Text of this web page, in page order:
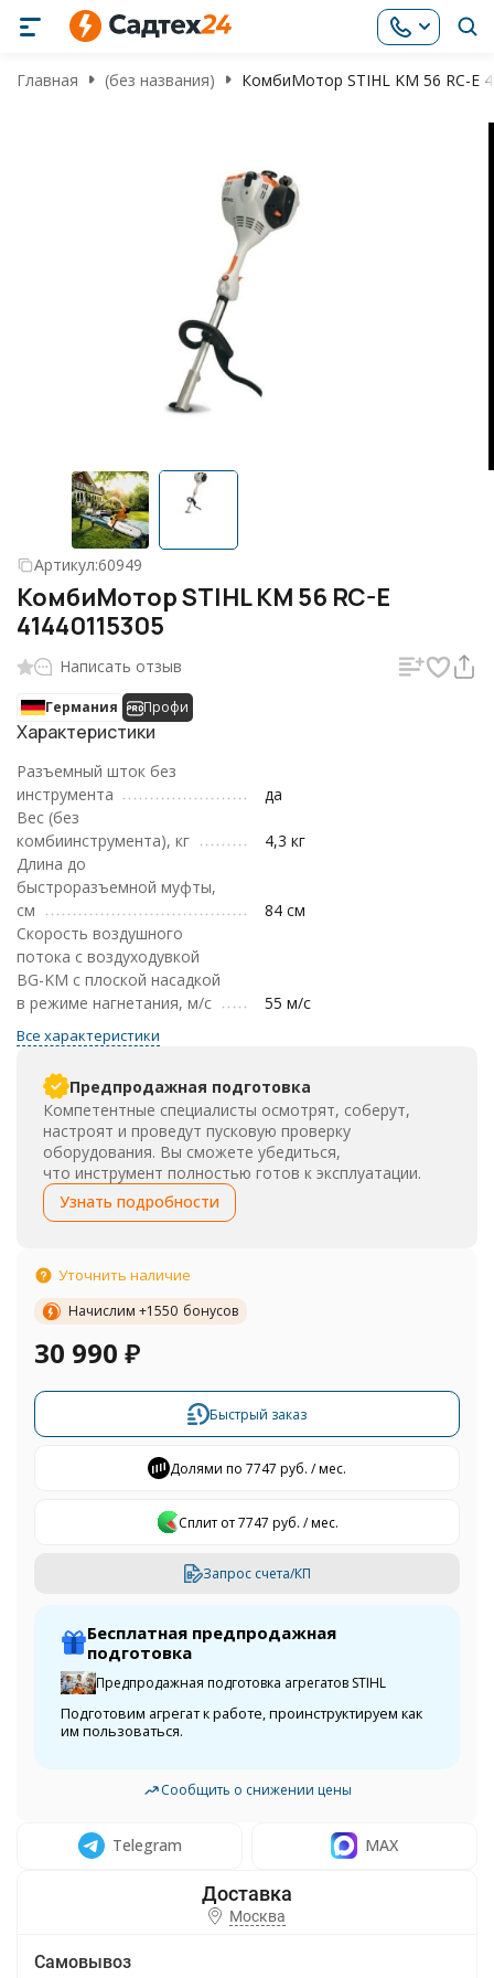
Главная (без названия) КомбиМотор STIHL KM 56 RC-E
Артикул:60949
КомбиМотор STIHL KM 56 RC-E
41440115305
Написать отзыв
Германия Профи
Характеристики
Разъемный шток без
инструмента
да
Вес (без
комбиинструмента), кг
4,3 кг
Длина до
быстроразъемной муфты,
см
84 см
Скорость воздушного
потока с воздуходувкой
BG-KM с плоской насадкой
в режиме нагнетания, м/с
55 м/с
Все характеристики
Предпродажная подготовка
Компетентные специалисты осмотрят, соберут,
настроят и проведут пусковую проверку
оборудования. Вы сможете убедиться,
что инструмент полностью готов к эксплуатации.
Узнать подробности
Уточнить наличие
Начислим +1550 бонусов
30 990 ₽
Быстрый заказ
Долями по 7747 руб. / мес.
Сплит от 7747 руб. / мес.
Запрос счета/КП
Бесплатная предпродажная
подготовка
Предпродажная подготовка агрегатов STIHL
Подготовим агрегат к работе, проинструктируем как
им пользоваться.
Сообщить о снижении цены
Telegram MAX
Москва
Самовывоз